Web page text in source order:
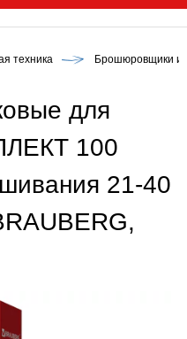
техника Брошюровщики и
для
100
21-40